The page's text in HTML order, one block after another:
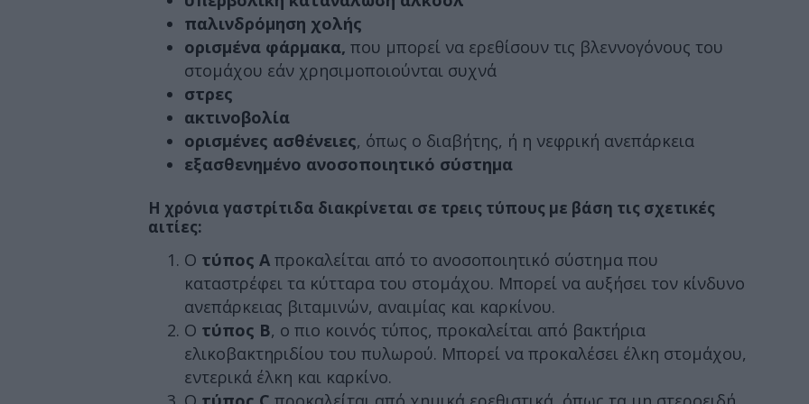
παλινδρόμηση χολής
ορισμένα φάρμακα, που μπορεί να ερεθίσουν τις βλεννογόνους του
στομάχου εάν χρησιμοποιούνται συχνά
στρες
ακτινοβολία
ορισμένες ασθένειες, όπως ο διαβήτης, ή η νεφρική ανεπάρκεια
εξασθενημένο ανοσοποιητικό σύστημα
Η χρόνια γαστρίτιδα διακρίνεται σε τρεις τύπους με βάση τις σχετικές
αιτίες:
Ο τύπος Α προκαλείται από το ανοσοποιητικό σύστημα που
καταστρέφει τα κύτταρα του στομάχου. Μπορεί να αυξήσει τον κίνδυνο
ανεπάρκειας βιταμινών, αναιμίας και καρκίνου.
Ο τύπος Β, ο πιο κοινός τύπος, προκαλείται από βακτήρια
ελικοβακτηριδίου του πυλωρού. Μπορεί να προκαλέσει έλκη στομάχου,
εντερικά έλκη και καρκίνο.